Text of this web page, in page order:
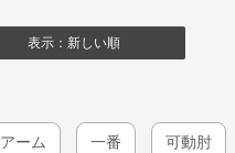
表示：新しい順
アーム 一番 可動肘